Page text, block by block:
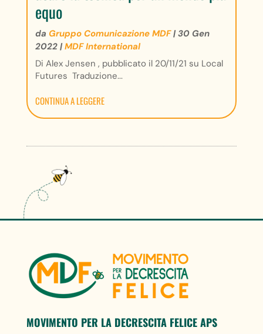
equo
da Gruppo Comunicazione MDF|30 Gen
2022|MDF International
Di Alex Jensen , pubblicato il 20/11/21 su Local
Futures Traduzione...
CONTINUA A LEGGERE
MOVIMENTO PER LA DECRESCITA FELICE APS